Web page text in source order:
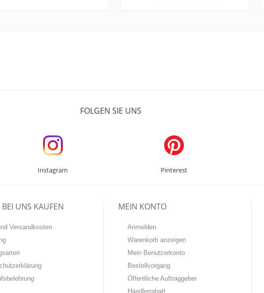
FOLGEN SIE UNS
Instagram Pinterest
UNS KAUFEN
Versandkosten
MEIN KONTO
Anmelden
Warenkorb anzeigen
Mein Benutzerkonto
Bestellvorgang
Öffentliche Auftraggeber
Händlerrabatt